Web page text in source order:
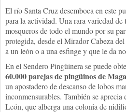
El río Santa Cruz desemboca en este
para la actividad. Una rara variedad de
mosqueros de todo el mundo por su
protegida, desde el Mirador Cabeza
a un león o a una esfinge y que le da
En el Sendero Pingüinera se puede
60.000 parejas de pingüinos de
un apostadero de descanso de lobos
inconmensurables. También se
León, que alberga una colonia de